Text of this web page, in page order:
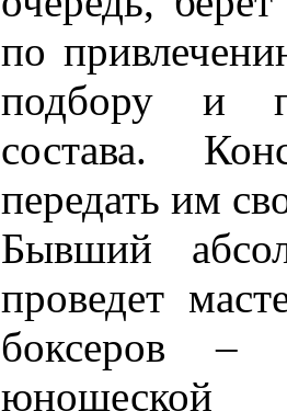
по
подбору и
состава.
передать им
Бывший
проведет
боксеров –
юношеской